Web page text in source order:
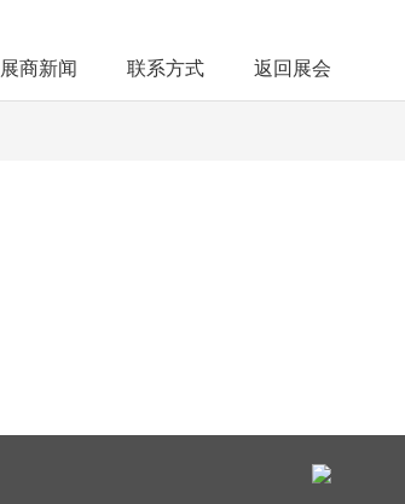
展商新闻 联系方式 返回展会